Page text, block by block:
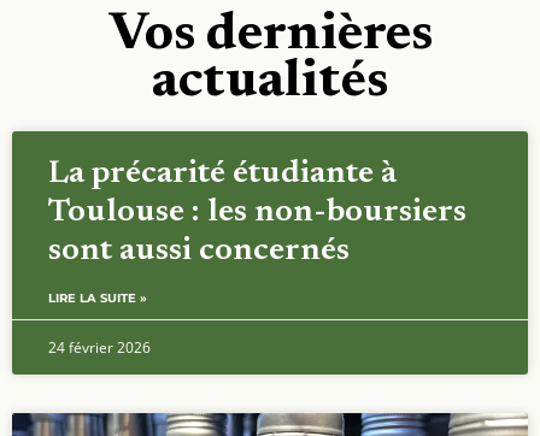
Vos dernières
actualités
La précarité étudiante à
Toulouse : les non-boursiers
sont aussi concernés
LIRE LA SUITE »
24 février 2026